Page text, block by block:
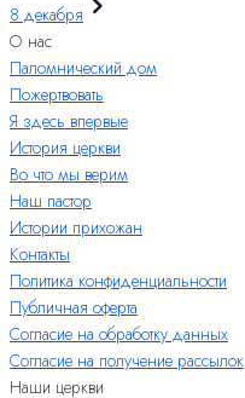
8 декабря
О нас
Паломнический дом
Пожертвовать
Я здесь впервые
История церкви
Во что мы верим
Наш пастор
Истории прихожан
Контакты
Политика конфиденциальности
Публичная оферта
Согласие на обработку данных
Согласие на получение рассылок
Наши церкви